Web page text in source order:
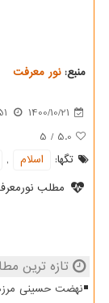
منبع:نور معرفت
1400/10/21
5.0
/
5
تگها:
اسلام ,
مطلب
تازه ترین
نهضت حسینی